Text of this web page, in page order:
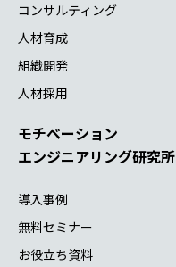
コンサルティング
人材育成
組織開発
人材採用
モチベーション
エンジニアリング研究所
導入事例
無料セミナー
お役立ち資料